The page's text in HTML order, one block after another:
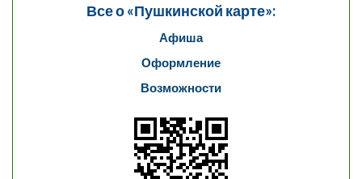
Все о «Пушкинской карте»:
Афиша
Оформление
Возможности